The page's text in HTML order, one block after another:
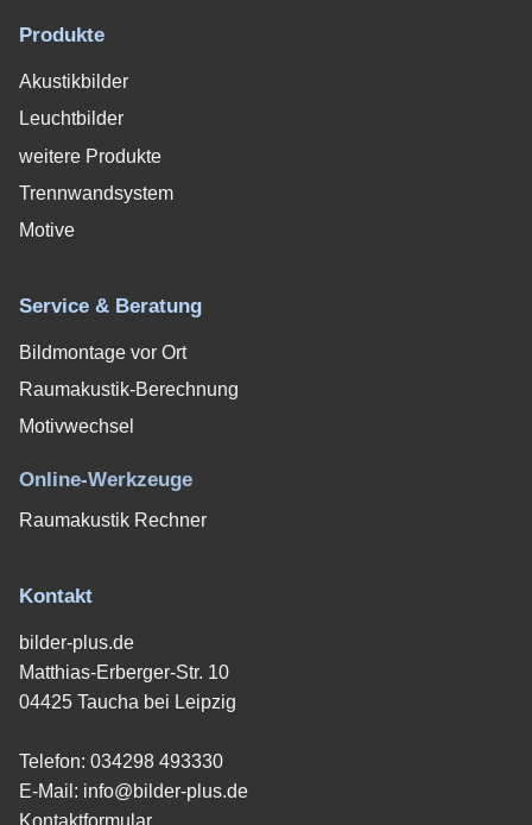
Produkte
Akustikbilder
Leuchtbilder
weitere Produkte
Trennwandsystem
Motive
Service & Beratung
Bildmontage vor Ort
Raumakustik-Berechnung
Motivwechsel
Online-Werkzeuge
Raumakustik Rechner
Kontakt
bilder-plus.de
Matthias-Erberger-Str. 10
04425 Taucha bei Leipzig
Telefon: 034298 493330
E-Mail: info@bilder-plus.de
Kontaktformular